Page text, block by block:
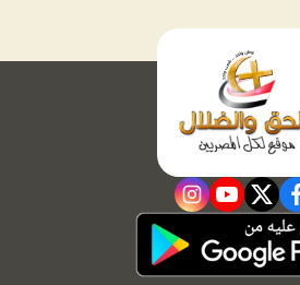
facebook
twitter
youtube
instagram